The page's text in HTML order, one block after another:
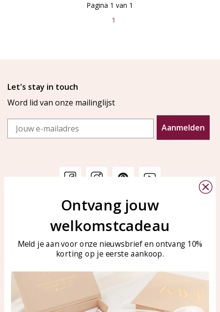
1
Pagina 1 van 1
Let's stay in touch
Word lid van onze mailinglijst
Email
Aanmelden
Veelgestelde vragen
Sieraden onderhouden
KAYA Sieraden
Bellen of WhatsApp Ma-Vr
Tel: 0850003187
WhatsApp: 0850003187
klantenservice@kayasierade
Ontvang jouw
welkomstcadeau
Meld je aan voor onze nieuwsbrief en ontvang 10%
korting op je eerste aankoop.